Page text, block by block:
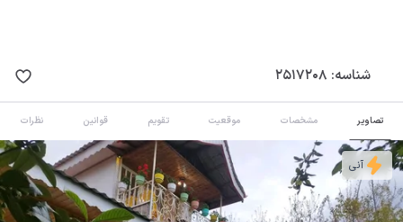
شناسه: 2517208
تصاویر مشخصات موقعیت تقویم قوانین نظرات
آنی